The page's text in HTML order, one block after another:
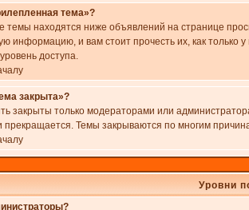
тема»?
темы находятся ниже объявлений на странице
информацию, и вам стоит прочесть их, как только
доступа.
закрыта»?
закрыты только модераторами или
прекращается. Темы закрываются по многим
Уровни